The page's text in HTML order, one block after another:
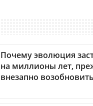
Почему эволюция
на миллионы лет,
внезапно